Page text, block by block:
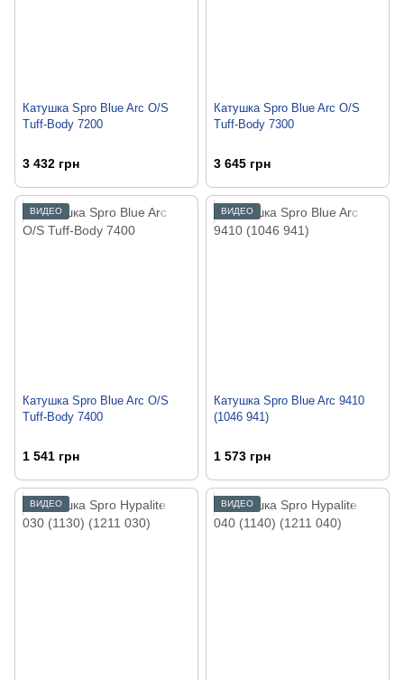
Катушка Spro Blue Arc O/S
Tuff-Body 7200
3 432 грн
Катушка Spro Blue Arc O/S
Tuff-Body 7300
3 645 грн
ВИДЕО
Катушка Spro Blue Arc O/S
Tuff-Body 7400
1 541 грн
ВИДЕО
Катушка Spro Blue Arc 9410
(1046 941)
1 573 грн
ВИДЕО ВИДЕО